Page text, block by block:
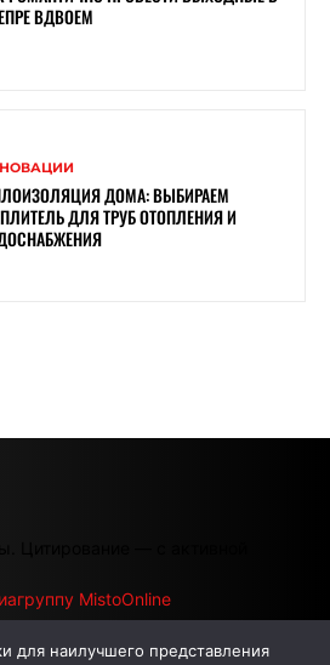
ВДВОЕМ
ДОМА: ВЫБИРАЕМ
ДЛЯ ТРУБ ОТОПЛЕНИЯ И
Цитирование — с активной
MistoOnline
для наилучшего представления